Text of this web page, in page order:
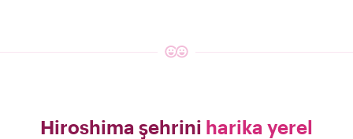
Hiroshima şehrini harika yerel